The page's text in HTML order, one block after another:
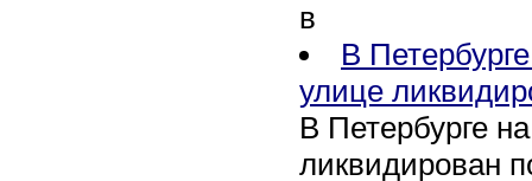
в
В
улице
В Петербурге
ликвидирован